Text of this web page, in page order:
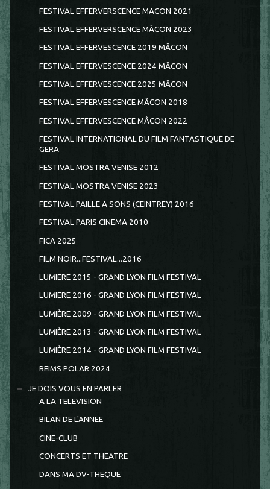
FESTIVAL EFFERVERSCENCE MACON 2021
FESTIVAL EFFERVERSCENCE MÂCON 2023
FESTIVAL EFFERVESCENCE 2019 MÂCON
FESTIVAL EFFERVESCENCE 2024 MÂCON
FESTIVAL EFFERVESCENCE 2025 MÂCON
FESTIVAL EFFERVESCENCE MÂCON 2018
FESTIVAL EFFERVESCENCE MÂCON 2022
FESTIVAL INTERNATIONAL DU FILM FANTASTIQUE DE
GERA
FESTIVAL MOSTRA VENISE 2012
FESTIVAL MOSTRA VENISE 2023
FESTIVAL PAILLE A SONS (CEINTREY) 2016
FESTIVAL PARIS CINEMA 2010
FICA 2025
FILM NOIR...FESTIVAL...2016
LUMIERE 2015 - GRAND LYON FILM FESTIVAL
LUMIERE 2016 - GRAND LYON FILM FESTIVAL
LUMIÈRE 2009 - GRAND LYON FILM FESTIVAL
LUMIÈRE 2013 - GRAND LYON FILM FESTIVAL
LUMIÈRE 2014 - GRAND LYON FILM FESTIVAL
REIMS POLAR 2024
JE DOIS VOUS EN PARLER
A LA TELEVISION
BILAN DE L'ANNEE
CINE-CLUB
CONCERTS ET THEATRE
DANS MA DV-THEQUE